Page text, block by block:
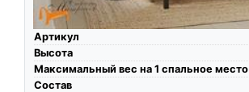
Артикул
Высота
Максимальный вес на 1 спальное место
Состав